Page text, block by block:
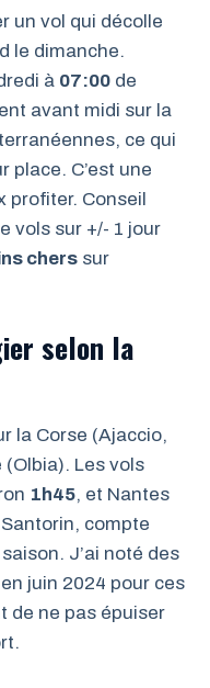
un vol qui décolle
le dimanche.
à 07:00 de
avant midi sur la
ce qui
place. C’est une
profiter. Conseil
vols sur +/- 1 jour
chers sur
selon la
la Corse (Ajaccio,
Les vols
1h45, et Nantes
Santorin, compte
J’ai noté des
en juin 2024 pour ces
de ne pas épuiser